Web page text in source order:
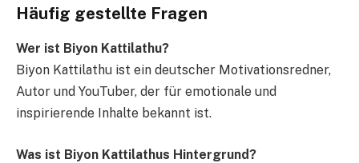
Häufig gestellte Fragen
Wer ist Biyon Kattilathu?
Biyon Kattilathu ist ein deutscher Motivationsredner,
Autor und YouTuber, der für emotionale und
inspirierende Inhalte bekannt ist.
Was ist Biyon Kattilathus Hintergrund?